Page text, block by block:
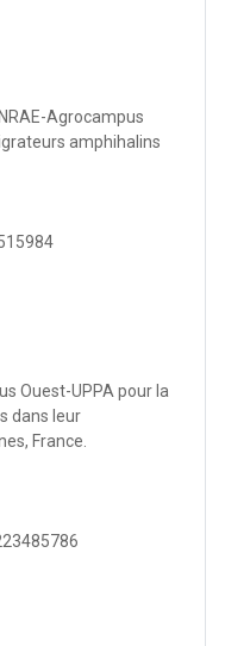
Agrocampus
amphihalins
Ouest-UPPA pour la
dans leur
France.